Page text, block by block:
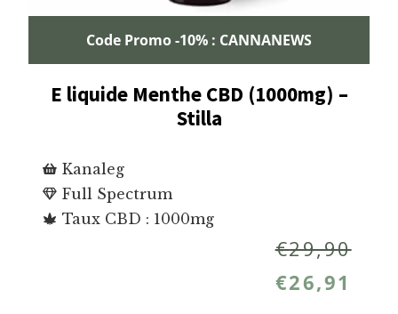
Code Promo -10% : CANNANEWS
E liquide Menthe CBD (1000mg) –
Stilla
Kanaleg
Full Spectrum
Taux CBD : 1000mg
€29,90
€26,91